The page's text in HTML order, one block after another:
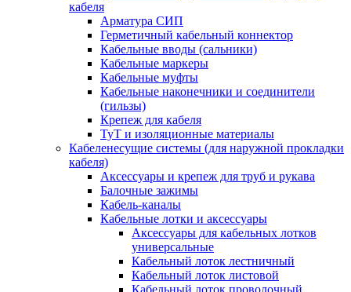
кабеля
Арматура СИП
Герметичный кабельный коннектор
Кабельные вводы (сальники)
Кабельные маркеры
Кабельные муфты
Кабельные наконечники и соединители
(гильзы)
Крепеж для кабеля
ТуТ и изоляционные материалы
Кабеленесущие системы (для наружной прокладки
кабеля)
Аксессуары и крепеж для труб и рукава
Балочные зажимы
Кабель-каналы
Кабельные лотки и аксессуары
Аксессуары для кабельных лотков
универсальные
Кабельный лоток лестничный
Кабельный лоток листовой
Кабельный лоток проволочный